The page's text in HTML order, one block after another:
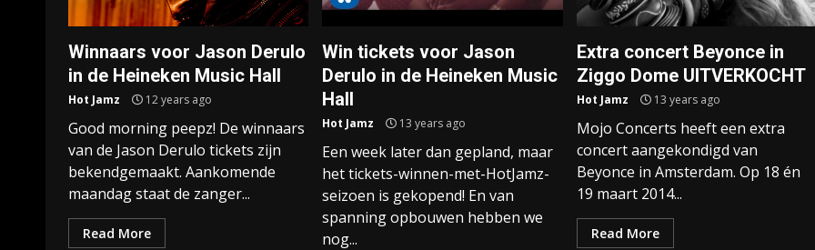
Winnaars voor Jason Derulo
in de Heineken Music Hall
Hot Jamz 12 years ago
Good morning peepz! De winnaars
van de Jason Derulo tickets zijn
bekendgemaakt. Aankomende
maandag staat de zanger...
Read More
Win tickets voor Jason
Derulo in de Heineken Music
Hall
Hot Jamz 13 years ago
Een week later dan gepland, maar
het tickets-winnen-met-HotJamz-
seizoen is gekopend! En van
spanning opbouwen hebben we
nog...
Extra concert Beyonce in
Ziggo Dome UITVERKOCHT
Hot Jamz 13 years ago
Mojo Concerts heeft een extra
concert aangekondigd van
Beyonce in Amsterdam. Op 18 én
19 maart 2014...
Read More